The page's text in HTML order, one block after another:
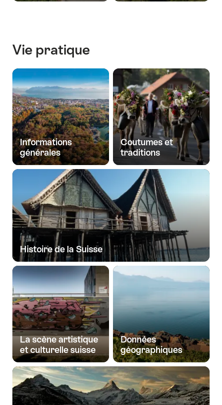
Vie pratique
Informations
générales
Coutumes et
traditions
Histoire de la Suisse
La scène artistique
et culturelle suisse
Données
géographiques